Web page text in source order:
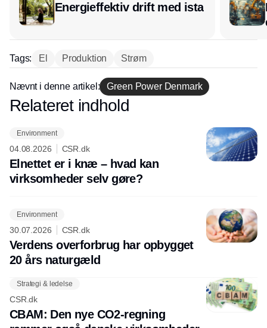
Energieffektiv drift med ista
Tags: El Produktion Strøm
Nævnt i denne artikel: Green Power Denmark
Annonce
Relateret indhold
Environment
04.08.2026 CSR.dk
Elnettet er i knæ – hvad kan
virksomheder selv gøre?
Environment
30.07.2026 CSR.dk
Verdens overforbrug har opbygget
20 års naturgæld
Strategi & ledelse
CSR.dk
CBAM: Den nye CO2-regning